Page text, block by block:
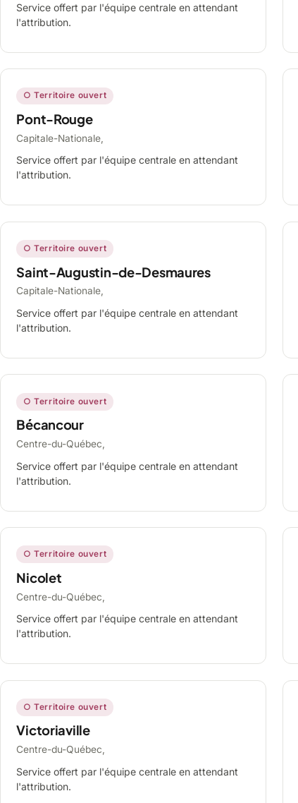
Service offert par l'équipe centrale en attendant
l'attribution.
○ Territoire ouvert
Pont-Rouge
Capitale-Nationale,
Service offert par l'équipe centrale en attendant
l'attribution.
○ Territoire ouvert
Saint-Augustin-de-Desmaures
Capitale-Nationale,
Service offert par l'équipe centrale en attendant
l'attribution.
○ Territoire ouvert
Bécancour
Centre-du-Québec,
Service offert par l'équipe centrale en attendant
l'attribution.
○ Territoire ouvert
Nicolet
Centre-du-Québec,
Service offert par l'équipe centrale en attendant
l'attribution.
○ Territoire ouvert
Victoriaville
Centre-du-Québec,
Service offert par l'équipe centrale en attendant
l'attribution.